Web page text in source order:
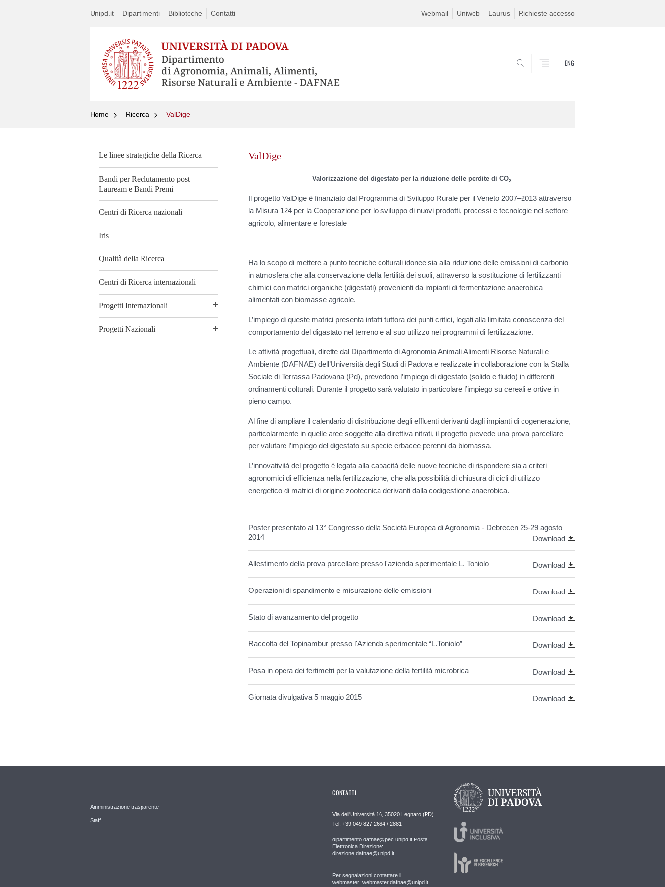
Unipd.it Dipartimenti Biblioteche Contatti Webmail Uniweb Laurus Richieste accesso
ENG
Home Ricerca ValDige
Le linee strategiche della Ricerca
Bandi per Reclutamento post
Lauream e Bandi Premi
Centri di Ricerca nazionali
Iris
Qualità della Ricerca
Centri di Ricerca internazionali
Progetti Internazionali
Progetti Nazionali
ValDige
Valorizzazione del digestato per la riduzione delle perdite di CO2
Il progetto ValDige è finanziato dal Programma di Sviluppo Rurale per il Veneto 2007–2013 attraverso
la Misura 124 per la Cooperazione per lo sviluppo di nuovi prodotti, processi e tecnologie nel settore
agricolo, alimentare e forestale
Ha lo scopo di mettere a punto tecniche colturali idonee sia alla riduzione delle emissioni di carbonio
in atmosfera che alla conservazione della fertilità dei suoli, attraverso la sostituzione di fertilizzanti
chimici con matrici organiche (digestati) provenienti da impianti di fermentazione anaerobica
alimentati con biomasse agricole.
L’impiego di queste matrici presenta infatti tuttora dei punti critici, legati alla limitata conoscenza del
comportamento del digastato nel terreno e al suo utilizzo nei programmi di fertilizzazione.
Le attività progettuali, dirette dal Dipartimento di Agronomia Animali Alimenti Risorse Naturali e
Ambiente (DAFNAE) dell’Università degli Studi di Padova e realizzate in collaborazione con la Stalla
Sociale di Terrassa Padovana (Pd), prevedono l’impiego di digestato (solido e fluido) in differenti
ordinamenti colturali. Durante il progetto sarà valutato in particolare l’impiego su cereali e ortive in
pieno campo.
Al fine di ampliare il calendario di distribuzione degli effluenti derivanti dagli impianti di cogenerazione,
particolarmente in quelle aree soggette alla direttiva nitrati, il progetto prevede una prova parcellare
per valutare l’impiego del digestato su specie erbacee perenni da biomassa.
L’innovatività del progetto è legata alla capacità delle nuove tecniche di rispondere sia a criteri
agronomici di efficienza nella fertilizzazione, che alla possibilità di chiusura di cicli di utilizzo
energetico di matrici di origine zootecnica derivanti dalla codigestione anaerobica.
Poster presentato al 13° Congresso della Società Europea di Agronomia - Debrecen 25-29 agosto
2014
Download
Allestimento della prova parcellare presso l'azienda sperimentale L. Toniolo Download
Operazioni di spandimento e misurazione delle emissioni Download
Stato di avanzamento del progetto Download
Raccolta del Topinambur presso l'Azienda sperimentale “L.Toniolo” Download
Posa in opera dei fertimetri per la valutazione della fertilità microbrica Download
Giornata divulgativa 5 maggio 2015 Download
Amministrazione trasparente
Staff
CONTATTI
Via dell'Università 16, 35020 Legnaro (PD)
Tel. +39 049 827 2664 / 2881
dipartimento.dafnae@pec.unipd.it Posta
Elettronica Direzione:
direzione.dafnae@unipd.it
Per segnalazioni contattare il
webmaster: webmaster.dafnae@unipd.it